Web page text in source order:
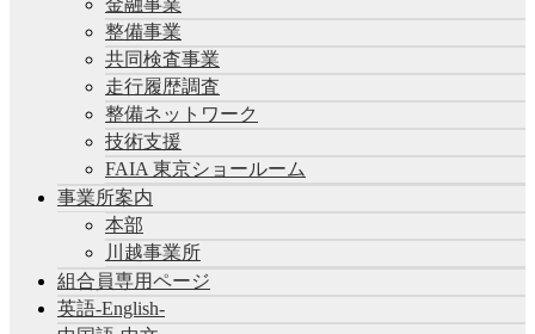
整備事業
共同検査事業
走行履歴調査
整備ネットワーク
技術支援
FAIA 東京ショールーム
事業所案内
本部
川越事業所
組合員専用ページ
英語-English-